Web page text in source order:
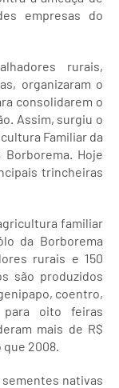
empresas do
rurais,
organizaram o
consolidarem o
Assim, surgiu o
Familiar da
Hoje
trincheiras
familiar
da Borborema
rurais e 150
são produzidos
coentro,
para oito feiras
mais de R$
que 2008.
nativas